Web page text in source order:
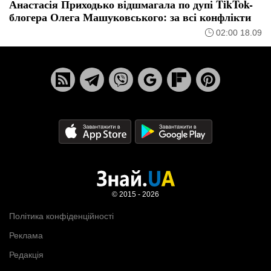
Анастасія Приходько відшмагала по дупі TikTok-
блогера Олега Машуковського: за всі конфлікти
02:00 18.09
Політика конфіденційності
Реклама
Редакція
© 2015 - 2026